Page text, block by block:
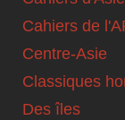
Cahiers de
Centre-Asie
Classiques
Des îles